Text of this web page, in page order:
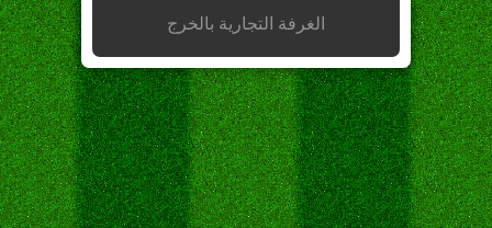
الغرفة التجارية بالخرج